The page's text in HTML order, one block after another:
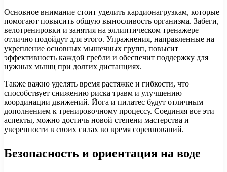
Основное внимание стоит уделить кардионагрузкам, которые
помогают повысить общую выносливость организма. Забеги,
велотренировки и занятия на эллиптическом тренажере
отлично подойдут для этого. Упражнения, направленные на
укрепление основных мышечных групп, повысит
эффективность каждой гребли и обеспечит поддержку для
нужных мышц при долгих дистанциях.
Также важно уделять время растяжке и гибкости, что
способствует снижению риска травм и улучшению
координации движений. Йога и пилатес будут отличным
дополнением к тренировочному процессу. Соединяя все эти
аспекты, можно достичь новой степени мастерства и
уверенности в своих силах во время соревнований.
Безопасность и ориентация на воде